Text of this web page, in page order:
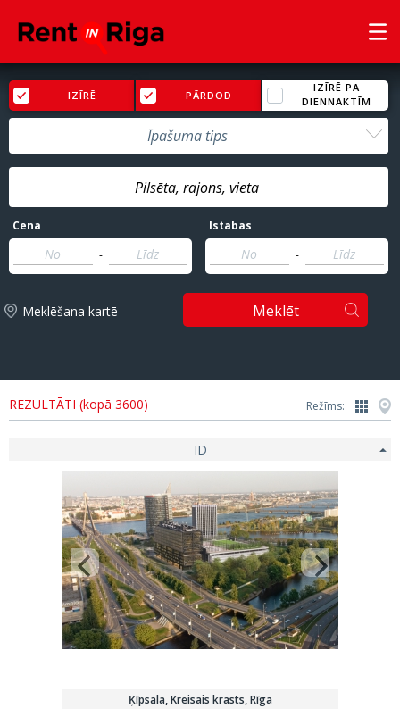
IZĪRĒ PĀRDOD
IZĪRĒ PA
DIENNAKTĪM
Īpašuma tips
Cena
-
Istabas
-
Meklēšana kartē Meklēt
REZULTĀTI (kopā 3600) Režīms:
ID
Ķīpsala, Kreisais krasts, Rīga